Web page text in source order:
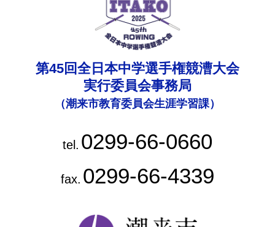
第45回全日本中学選手権競漕大会
実行委員会事務局
（潮来市教育委員会生涯学習課）
tel. 0299-66-0660
fax. 0299-66-4339